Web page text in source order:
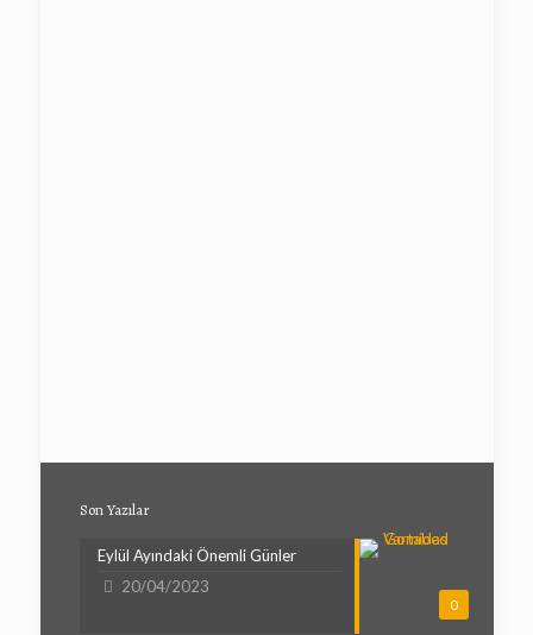
Son Yazılar
0
Eylül Ayındaki Önemli Günler
20/04/2023